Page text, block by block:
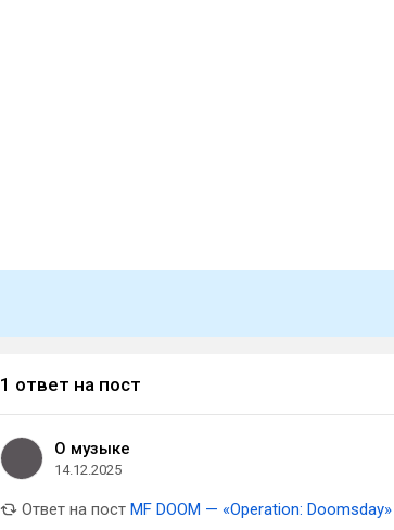
1 ответ на пост
О музыке
14.12.2025
Ответ на пост MF DOOM — «Operation: